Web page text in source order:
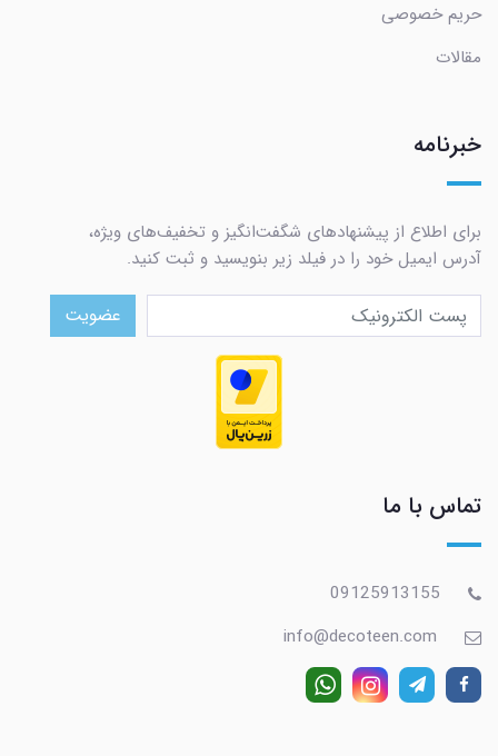
حریم خصوصی
مقالات
خبرنامه
برای اطلاع از پیشنهادهای شگفت‌انگیز و تخفیف‌های ویژه،
آدرس ایمیل خود را در فیلد زیر بنویسید و ثبت کنید.
عضویت
تماس با ما